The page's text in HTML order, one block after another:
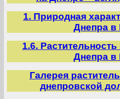
1. Природная
Днепра в
1.6.
Днепра в
Галерея
днепровской